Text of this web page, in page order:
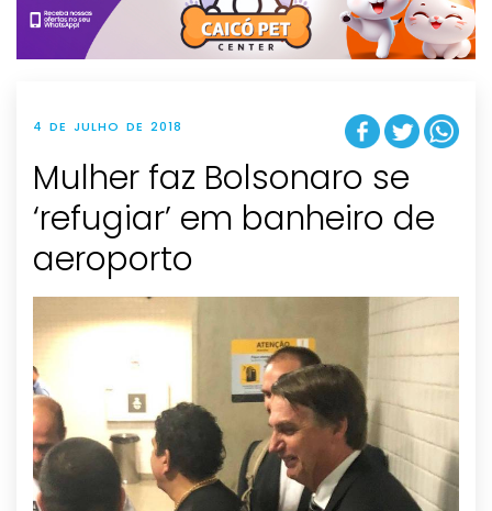
i
o
n
4 DE JULHO DE 2018
Mulher faz Bolsonaro se
‘refugiar’ em banheiro de
aeroporto